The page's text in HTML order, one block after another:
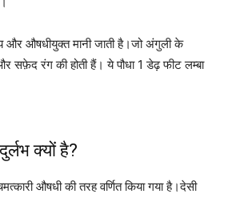
और औषधीयुक्त मानी जाती है।जो अंगुली के
सफ़ेद रंग की होती हैं। ये पौधा 1 डेढ़ फीट लम्बा
क्यों है?
औषधी की तरह वर्णित किया गया है।देसी